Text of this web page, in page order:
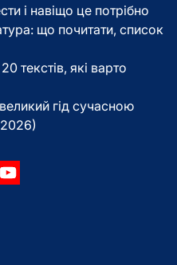
і навіщо це потрібно
що почитати, список
текстів, які варто
гід сучасною